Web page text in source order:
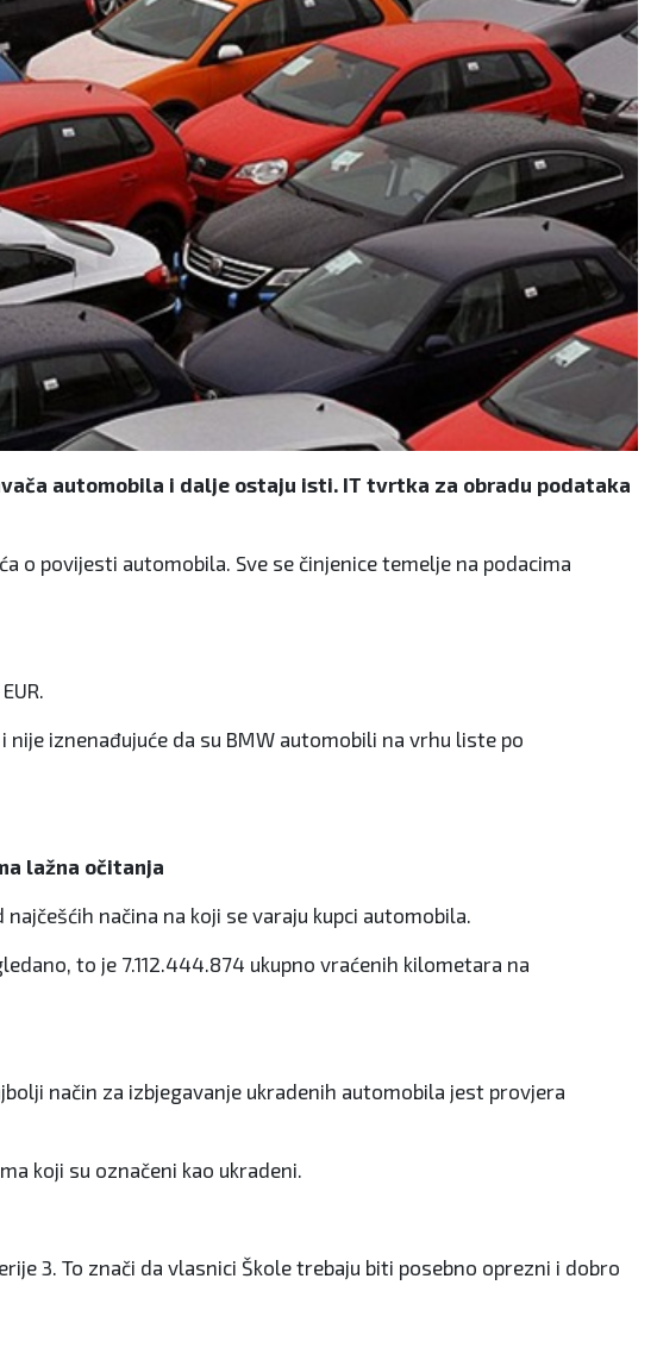
automobila i dalje ostaju isti. IT tvrtka za obradu podataka
o povijesti automobila. Sve se činjenice temelje na podacima
iznenađujuće da su BMW automobili na vrhu liste po
lažna očitanja
načina na koji se varaju kupci automobila.
to je 7.112.444.874 ukupno vraćenih kilometara na
način za izbjegavanje ukradenih automobila jest provjera
koji su označeni kao ukradeni.
3. To znači da vlasnici Škole trebaju biti posebno oprezni i dobro